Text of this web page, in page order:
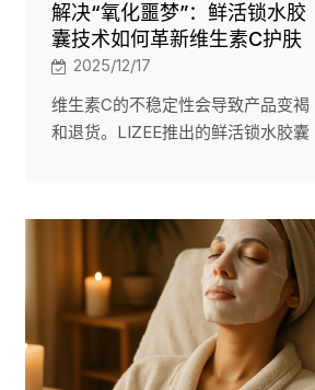
解决“氧化噩梦”：鲜活锁水胶
囊技术如何革新维生素C护肤
2025/12/17
维生素C的不稳定性会导致产品变褐
和退货。LIZEE推出的鲜活锁水胶囊
活性成分隔离在悬浮于凝胶中的微粒
中，确保其在涂抹前的稳定性。这种
双重质地配方具有令人惊艳的视觉效
果、独特的“爆裂”体验以及完全的个
性化定制。